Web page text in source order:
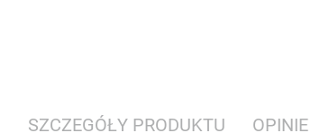
SZCZEGÓŁY PRODUKTU OPINIE